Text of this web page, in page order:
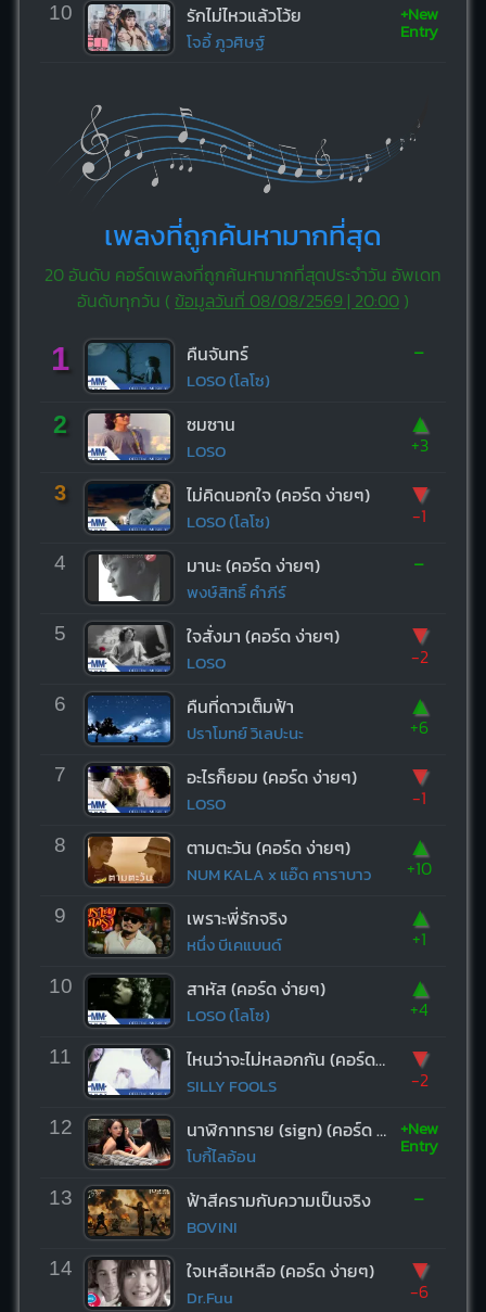
10 รักไม่ไหวแล้วโว้ย
โจอี้ ภูวศิษฐ์
+New
Entry
เพลงที่ถูกค้นหามากที่สุด
20 อันดับ คอร์ดเพลงที่ถูกค้นหามากที่สุดประจำวัน อัพเดท
อันดับทุกวัน ( ข้อมูลวันที่ 08/08/2569 | 20:00)
1 คืนจันทร์
LOSO (โลโซ)
-
2 ซมซาน
LOSO
▲
+3
3 ไม่คิดนอกใจ (คอร์ด ง่ายๆ)
LOSO (โลโซ)
▼
-1
4 มานะ (คอร์ด ง่ายๆ)
พงษ์สิทธิ์ คำภีร์
-
5 ใจสั่งมา (คอร์ด ง่ายๆ)
LOSO
▼
-2
6 คืนที่ดาวเต็มฟ้า
ปราโมทย์ วิเลปะนะ
▲
+6
7 อะไรก็ยอม (คอร์ด ง่ายๆ)
LOSO
▼
-1
8 ตามตะวัน (คอร์ด ง่ายๆ)
NUM KALA x แอ๊ด คาราบาว
▲
+10
9 เพราะพี่รักจริง
หนึ่ง บีเคแบนด์
▲
+1
10 สาหัส (คอร์ด ง่ายๆ)
LOSO (โลโซ)
▲
+4
11 ไหนว่าจะไม่หลอกกัน (คอร์ด ง่ายๆ)
SILLY FOOLS
▼
-2
12 นาฬิกาทราย (sign) (คอร์ด ง่ายๆ)
โบกี้ไลอ้อน
+New
Entry
13 ฟ้าสีครามกับความเป็นจริง
BOVINI
-
14 ใจเหลือเหลือ (คอร์ด ง่ายๆ)
Dr.Fuu
▼
-6